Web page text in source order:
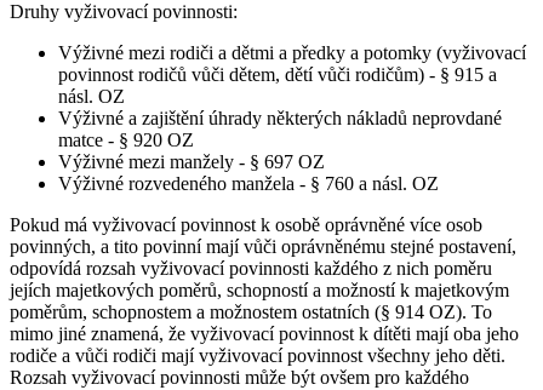
Druhy vyživovací povinnosti:
Výživné mezi rodiči a dětmi a předky a potomky (vyživovací
povinnost rodičů vůči dětem, dětí vůči rodičům) - § 915 a
násl. OZ
Výživné a zajištění úhrady některých nákladů neprovdané
matce - § 920 OZ
Výživné mezi manžely - § 697 OZ
Výživné rozvedeného manžela - § 760 a násl. OZ
Pokud má vyživovací povinnost k osobě oprávněné více osob
povinných, a tito povinní mají vůči oprávněnému stejné postavení,
odpovídá rozsah vyživovací povinnosti každého z nich poměru
jejích majetkových poměrů, schopností a možností k majetkovým
poměrům, schopnostem a možnostem ostatních (§ 914 OZ). To
mimo jiné znamená, že vyživovací povinnost k dítěti mají oba jeho
rodiče a vůči rodiči mají vyživovací povinnost všechny jeho děti.
Rozsah vyživovací povinnosti může být ovšem pro každého